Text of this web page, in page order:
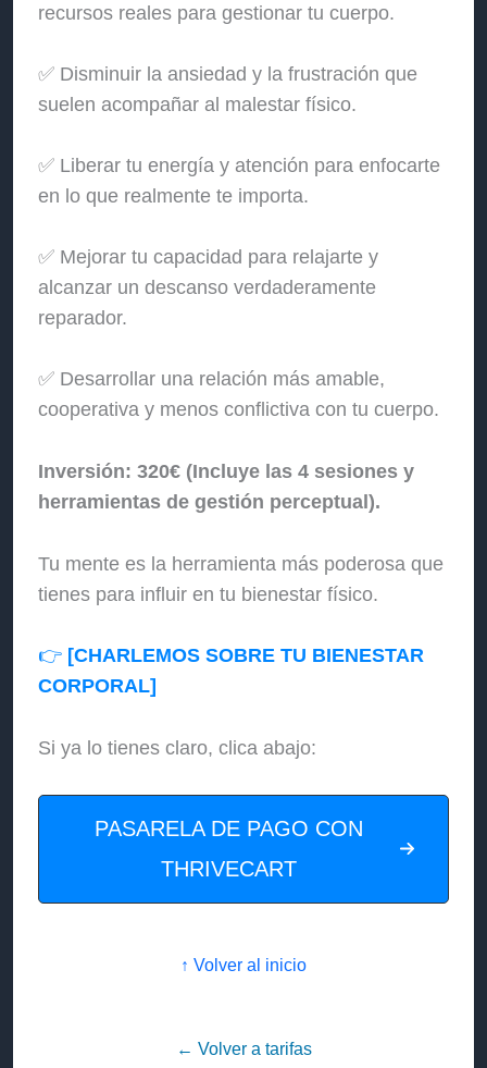
recursos reales para gestionar tu cuerpo.
✅ Disminuir la ansiedad y la frustración que
suelen acompañar al malestar físico.
✅ Liberar tu energía y atención para enfocarte
en lo que realmente te importa.
✅ Mejorar tu capacidad para relajarte y
alcanzar un descanso verdaderamente
reparador.
✅ Desarrollar una relación más amable,
cooperativa y menos conflictiva con tu cuerpo.
Inversión: 320€ (Incluye las 4 sesiones y
herramientas de gestión perceptual).
Tu mente es la herramienta más poderosa que
tienes para influir en tu bienestar físico.
👉 [CHARLEMOS SOBRE TU BIENESTAR
CORPORAL]
Si ya lo tienes claro, clica abajo:
PASARELA DE PAGO CON
THRIVECART
↑ Volver al inicio
← Volver a tarifas